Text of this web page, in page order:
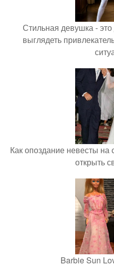
Стильная девушка -
выглядеть
Как опоздание невесты на
открыть
Barbie Sun